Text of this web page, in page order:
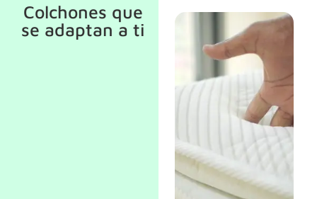
Colchones que
se adaptan a ti